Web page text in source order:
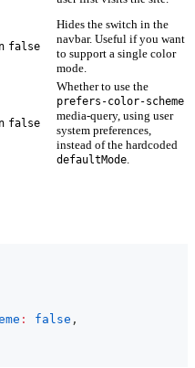
false
Hides the switch in the
navbar. Useful if you want
to support a single color
mode.
false
Whether to use the
prefers-color-scheme
media-query, using user
system preferences,
instead of the hardcoded
defaultMode
: false ,